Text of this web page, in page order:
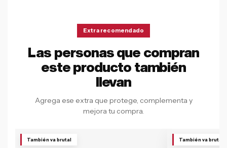
Extra recomendado
Las personas que compran
este producto también
llevan
Agrega ese extra que protege, complementa y
mejora tu compra.
También va brutal También va brutal